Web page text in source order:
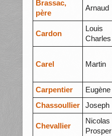
Brassac,
père
Arnaud
Cardon
Louis
Charles
Carel Martin
Carpentier Eugène
Chassoullier
Joseph
Chevallier
Nicolas
Prosper